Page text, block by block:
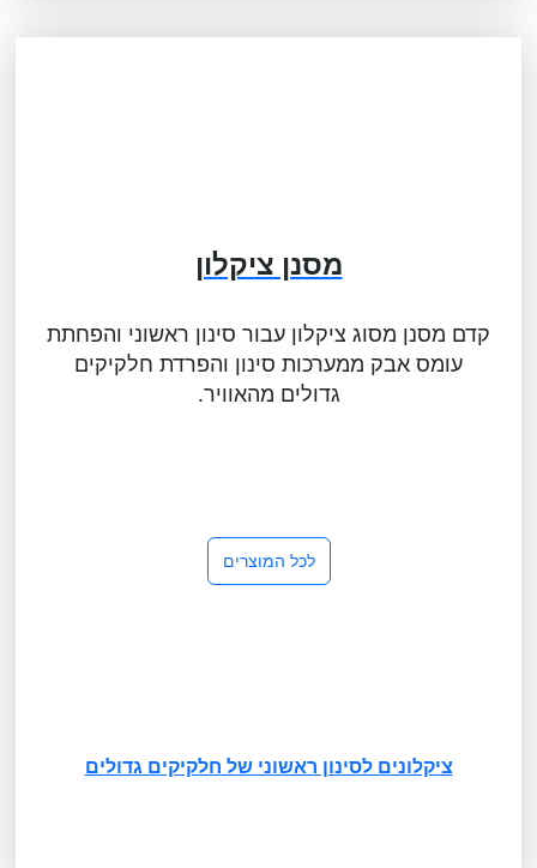
מסנן ציקלון
קדם מסנן מסוג ציקלון עבור סינון ראשוני והפחתת
עומס אבק ממערכות סינון והפרדת חלקיקים
גדולים מהאוויר.
לכל המוצרים
ציקלונים לסינון ראשוני של חלקיקים גדולים